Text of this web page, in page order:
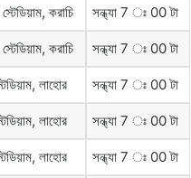
করাচি সন্ধ্যা 7 ঃ 00 টা
করাচি সন্ধ্যা 7 ঃ 00 টা
লাহোর সন্ধ্যা 7 ঃ 00 টা
লাহোর সন্ধ্যা 7 ঃ 00 টা
লাহোর সন্ধ্যা 7 ঃ 00 টা